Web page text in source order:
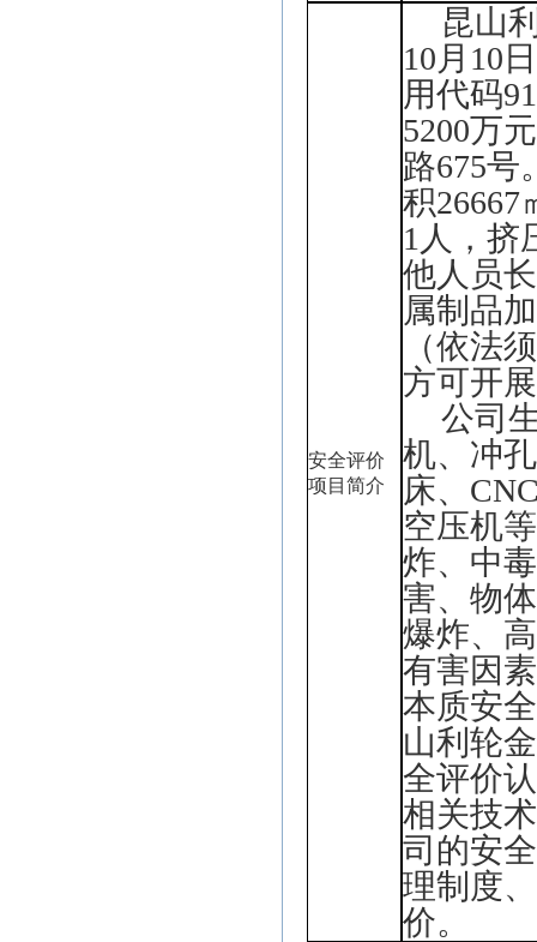
安全评价
项目简介
昆山
10月10
用代码
5200万
路675号
积26667
1人，挤
他人员
属制品
（依法
方可开
公司
机、冲
床、
空压机
炸、中
害、物
爆炸、
有害因
本质安
山利轮
全评价
相关技
司的安
理制度
价。